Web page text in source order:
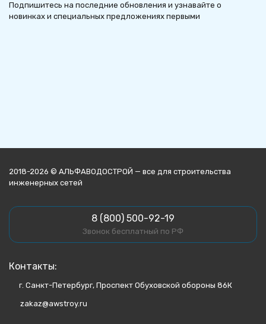
Подпишитесь на последние обновления и узнавайте о
новинках и специальных предложениях первыми
2018-2026 © АЛЬФАВОДОСТРОЙ — все для строительства
инженерных сетей
8 (800) 500-92-19
Звонок бесплатный по РФ
Контакты:
г. Санкт-Петербург, Проспект Обуховской обороны 86К
zakaz@awstroy.ru